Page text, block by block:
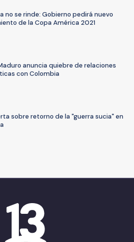
no se rinde: Gobierno pedirá nuevo
de la Copa América 2021
anuncia quiebre de relaciones
con Colombia
sobre retorno de la "guerra sucia" en